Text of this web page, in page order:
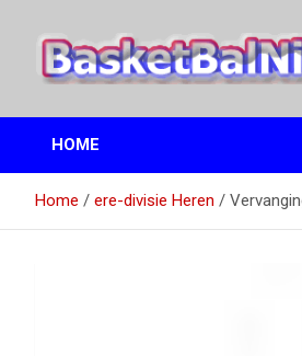
inhoud
Etten
HOME
Home ere-divisie Heren